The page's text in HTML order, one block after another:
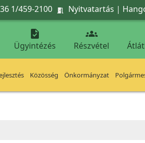
1/459-2100  Nyitvatartás |

Ügyintézés

Részvétel
Közösség Önkormányzat